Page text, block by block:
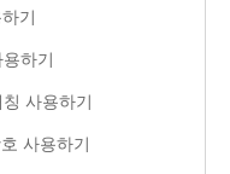
기
하기
사용하기
사용하기